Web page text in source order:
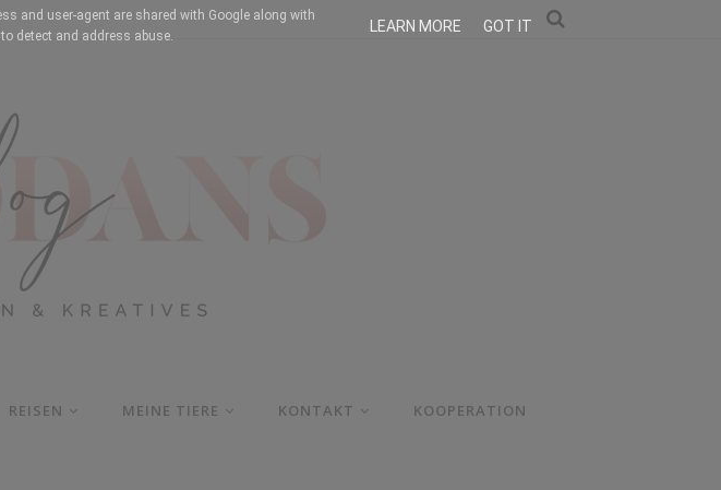
REISEN MEINE TIERE KONTAKT KOOPERATION
and user-agent are shared with Google along with
detect and address abuse.
LEARN MORE GOT IT